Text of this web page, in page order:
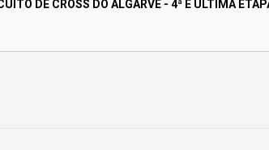
DE CROSS DO ALGARVE - 4ª E ÚLTIMA